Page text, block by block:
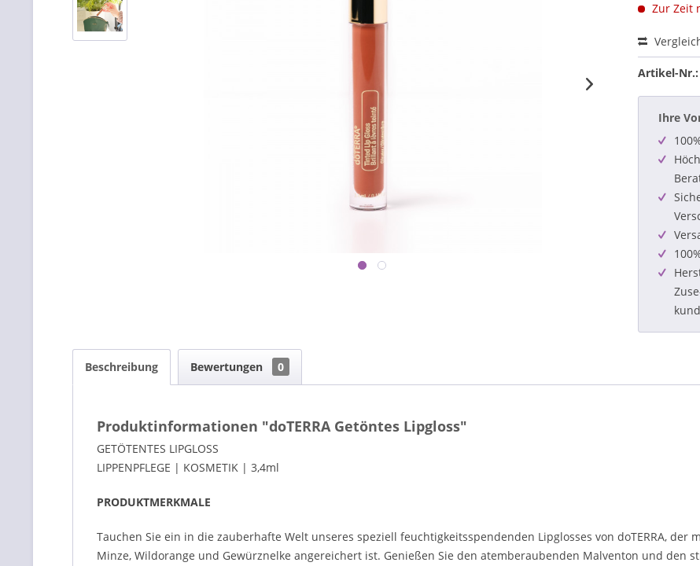
Zur Zeit
Artikel-Nr.:
Ihre
Beschreibung Bewertungen 0
Produktinformationen "doTERRA Getöntes Lipgloss"
GETÖTENTES LIPGLOSS
LIPPENPFLEGE | KOSMETIK | 3,4ml
PRODUKTMERKMALE
Tauchen Sie ein in die zauberhafte Welt unseres speziell feuchtigkeitsspendenden Lipglosses von doTERRA,
Minze, Wildorange und Gewürznelke angereichert ist. Genießen Sie den atemberaubenden Malventon und den